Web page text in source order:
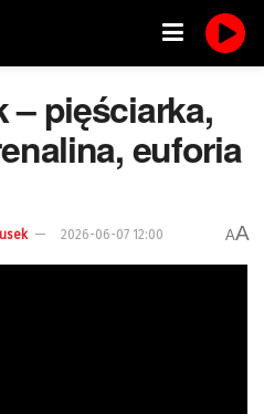
– pięściarka,
euforia
2026-06-07 12:00 AA